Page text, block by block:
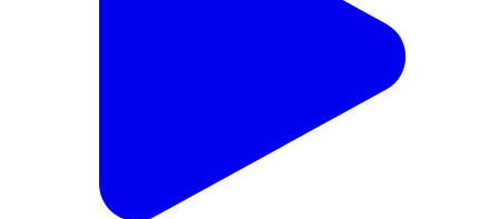
આહવા: 'ડાંગ દરબાર'ને અનુલક્ષીને આહવાના કેટલાક